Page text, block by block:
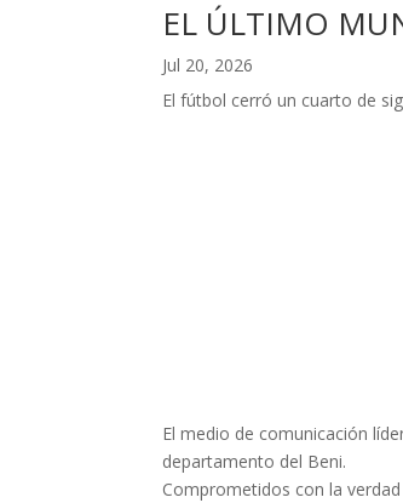
EL ÚLTIMO
Jul 20, 2026
El fútbol cerró un cuarto de
El medio de comunicación
departamento del Beni.
Comprometidos con la verdad